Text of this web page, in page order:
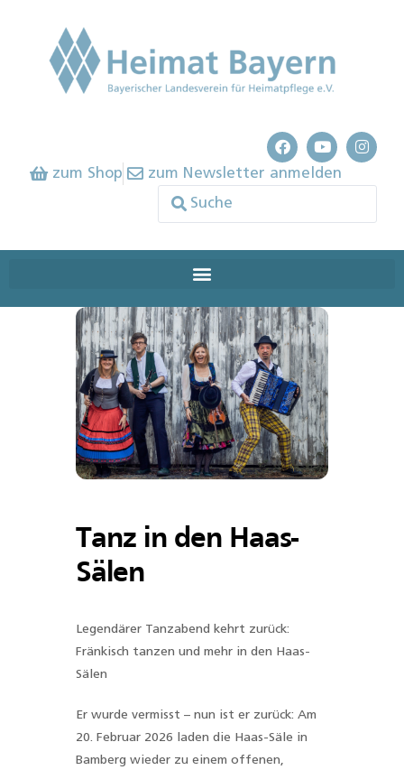
zum Shop zum Newsletter anmelden
Tanz in den Haas-
Sälen
Legendärer Tanzabend kehrt zurück:
Fränkisch tanzen und mehr in den Haas-
Sälen
Er wurde vermisst – nun ist er zurück: Am
20. Februar 2026 laden die Haas-Säle in
Bamberg wieder zu einem offenen,